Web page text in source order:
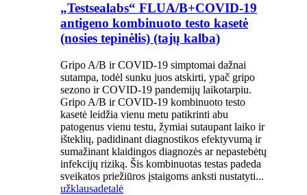
„Testsealabs“ FLUA/B+COVID-19
antigeno kombinuoto testo kasetė
(nosies tepinėlis) (tajų kalba)
Gripo A/B ir COVID-19 simptomai dažnai
sutampa, todėl sunku juos atskirti, ypač gripo
sezono ir COVID-19 pandemijų laikotarpiu.
Gripo A/B ir COVID-19 kombinuoto testo
kasetė leidžia vienu metu patikrinti abu
patogenus vienu testu, žymiai sutaupant laiko ir
išteklių, padidinant diagnostikos efektyvumą ir
sumažinant klaidingos diagnozės ar nepastebėtų
infekcijų riziką. Šis kombinuotas testas padeda
sveikatos priežiūros įstaigoms anksti nustatyti...
užklausadetalė